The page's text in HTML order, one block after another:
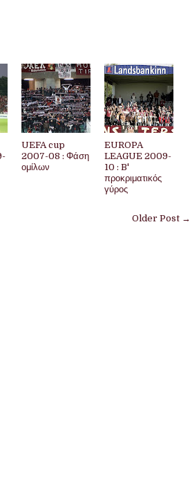
UEFA cup
2007-08 : Φάση
ομίλων
EUROPA
LEAGUE 2009-
10 : B'
προκριματικός
γύρος
Older Post →